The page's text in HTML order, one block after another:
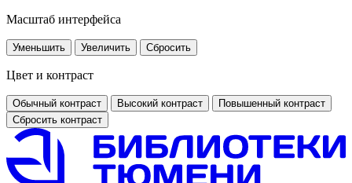
Масштаб интерфейса
Уменьшить Увеличить Сбросить
Цвет и контраст
Обычный контраст Высокий контраст
Повышенный контраст
Сбросить контраст